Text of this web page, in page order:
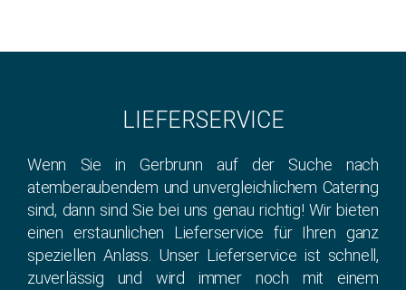
LIEFERSERVICE
Wenn Sie in Gerbrunn auf der Suche nach
atemberaubendem und unvergleichlichem Catering
sind, dann sind Sie bei uns genau richtig! Wir bieten
einen erstaunlichen Lieferservice für Ihren ganz
speziellen Anlass. Unser Lieferservice ist schnell,
zuverlässig und wird immer noch mit einem